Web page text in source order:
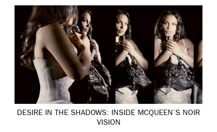
DESIRE IN THE SHADOWS: INSIDE MCQUEEN’S NOIR
VISION